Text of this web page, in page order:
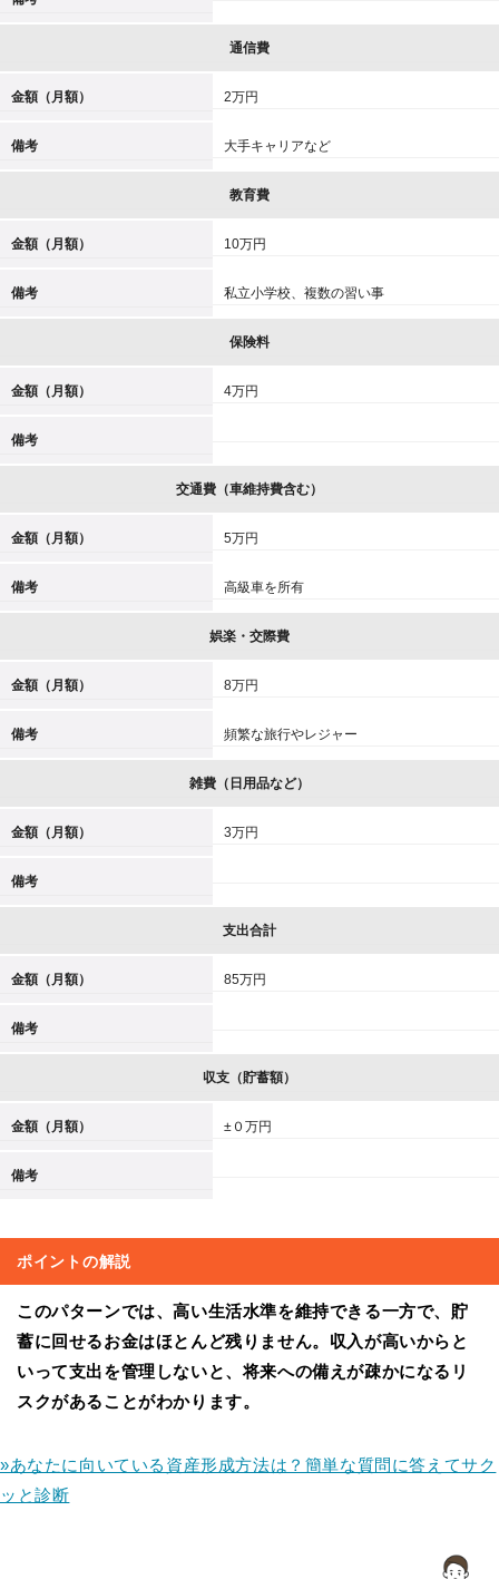
通信費
金額（月額） 2万円
備考 大手キャリアなど
教育費
金額（月額） 10万円
備考 私立小学校、複数の習い事
保険料
金額（月額） 4万円
備考
交通費（車維持費含む）
金額（月額） 5万円
備考 高級車を所有
娯楽・交際費
金額（月額） 8万円
備考 頻繁な旅行やレジャー
雑費（日用品など）
金額（月額） 3万円
備考
支出合計
金額（月額） 85万円
備考
収支（貯蓄額）
金額（月額） ±０万円
備考
ポイントの解説
このパターンでは、高い生活水準を維持できる一方で、貯
蓄に回せるお金はほとんど残りません。収入が高いからと
いって支出を管理しないと、将来への備えが疎かになるリ
スクがあることがわかります。
»あなたに向いている資産形成方法は？簡単な質問に答えてサク
ッと診断